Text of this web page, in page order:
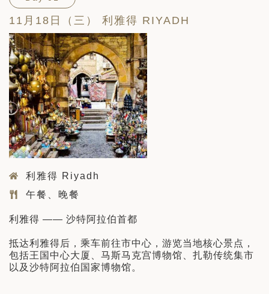
11月18日（三） 利雅得 RIYADH
利雅得 Riyadh
午餐、晚餐
利雅得 —— 沙特阿拉伯首都
抵达利雅得后，乘车前往市中心，游览当地核心景点，
包括王国中心大厦、马斯马克宫博物馆、扎勒传统集市
以及沙特阿拉伯国家博物馆。